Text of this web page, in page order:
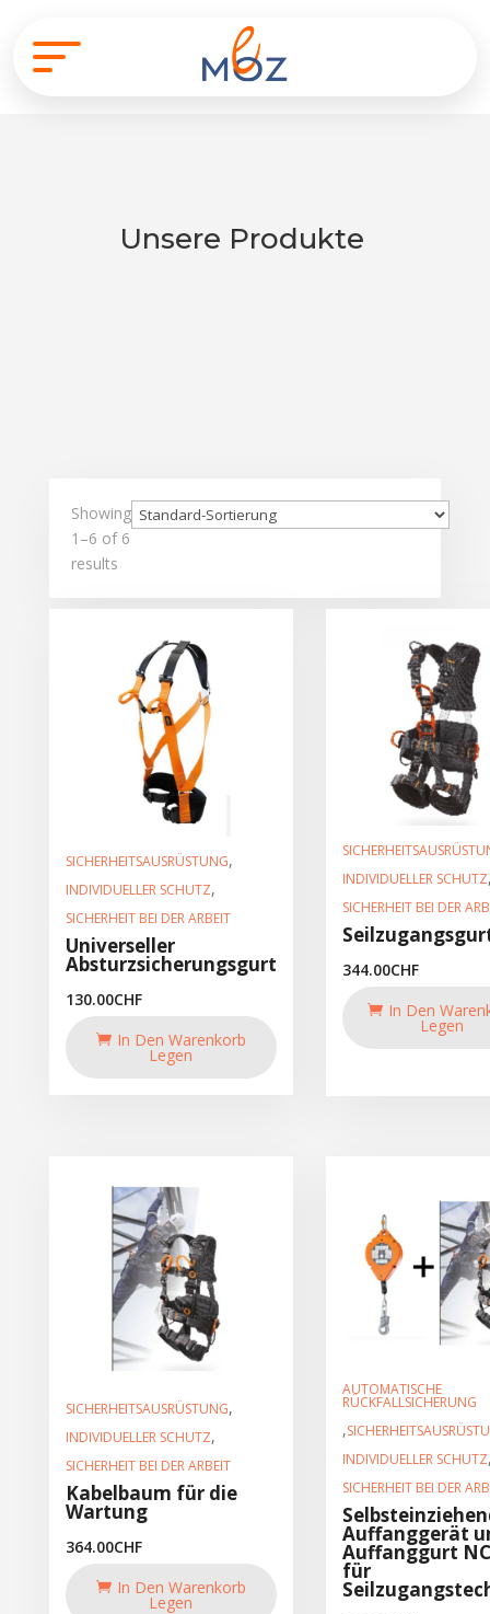
Unsere Produkte
Showing
1–6 of 6
results
SICHERHEITSAUSRÜSTUNG,
INDIVIDUELLER SCHUTZ,
SICHERHEIT BEI DER ARBEIT
Universeller
Absturzsicherungsgurt
130.00CHF
In Den Warenkorb
Legen
INDIVIDUELLER SCHUTZ
SICHERHEIT BEI DER
344.00CHF
In Den
Legen
SICHERHEITSAUSRÜSTUNG,
INDIVIDUELLER SCHUTZ,
SICHERHEIT BEI DER ARBEIT
Kabelbaum für die
Wartung
364.00CHF
In Den Warenkorb
Legen
AUTOMATISCHE
RÜCKFALLSICHERUNG
,
INDIVIDUELLER SCHUTZ
SICHERHEIT BEI DER
Auffanggerät
Auffanggurt
für